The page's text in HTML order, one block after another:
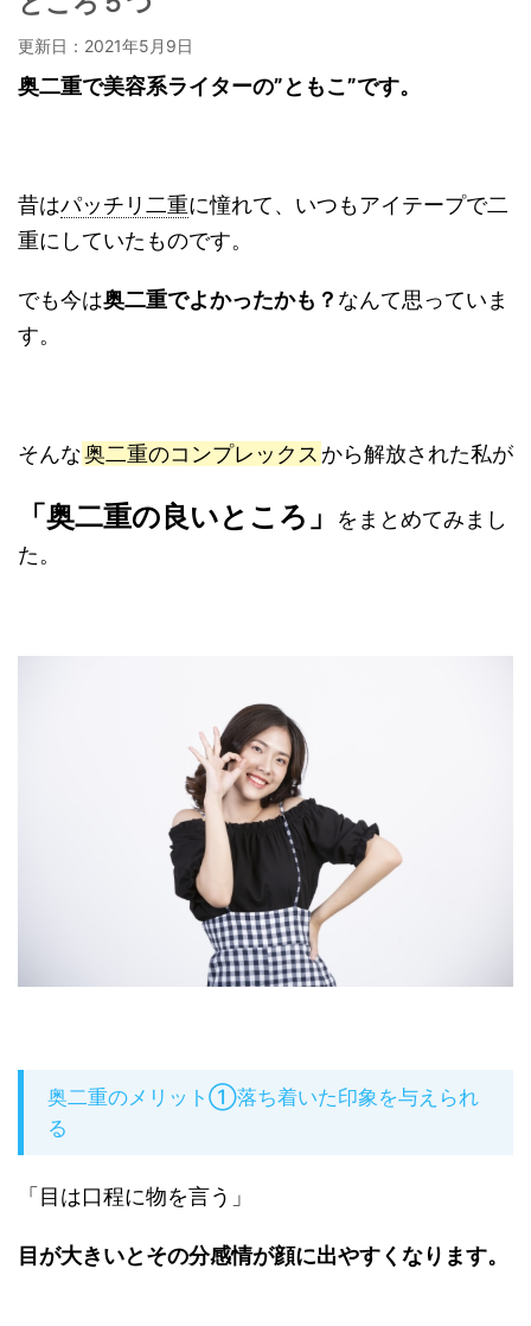
更新日： 2021年5月9日
奥二重で美容系ライターの”ともこ”です。
昔はパッチリ二重に憧れて、いつもアイテープで二
重にしていたものです。
でも今は奥二重でよかったかも？ なんて思っていま
す。
そんな奥二重のコンプレックスから解放された私が
「奥二重の良いところ」
をまとめてみまし
た。
奥二重のメリット①落ち着いた印象を与えられ
る
「目は口程に物を言う」
目が大きいとその分感情が顔に出やすくなります。